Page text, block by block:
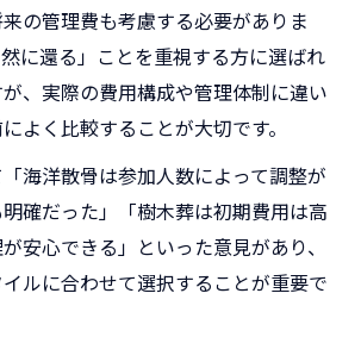
の管理費も考慮する必要がありま
に還る」ことを重視する方に選ばれ
、実際の費用構成や管理体制に違い
よく比較することが大切です。
海洋散骨は参加人数によって調整が
確だった」「樹木葬は初期費用は高
安心できる」といった意見があり、
ルに合わせて選択することが重要で